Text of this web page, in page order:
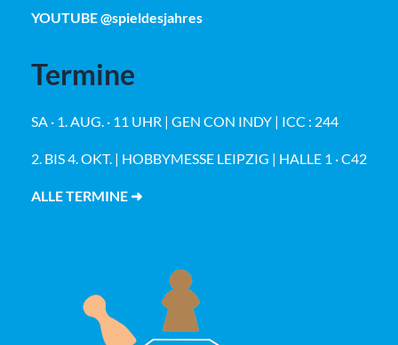
YOUTUBE @spieldesjahres
Termine
SA · 1. AUG. · 11 UHR | GEN CON INDY | ICC : 244
2. BIS 4. OKT. | HOBBYMESSE LEIPZIG | HALLE 1 · C42
ALLE TERMINE ➜